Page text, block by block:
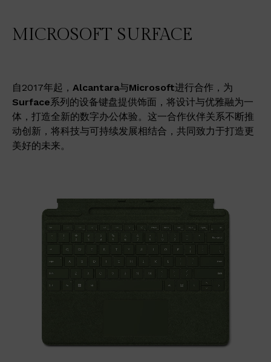
MICROSOFT SURFACE
自2017年起， Alcantara与Microsoft进行合作，为
Surface系列的设备键盘提供饰面，将设计与优雅融为一
体，打造全新的数字办公体验。这一合作伙伴关系不断推
动创新，将科技与可持续发展相结合，共同致力于打造更
美好的未来。